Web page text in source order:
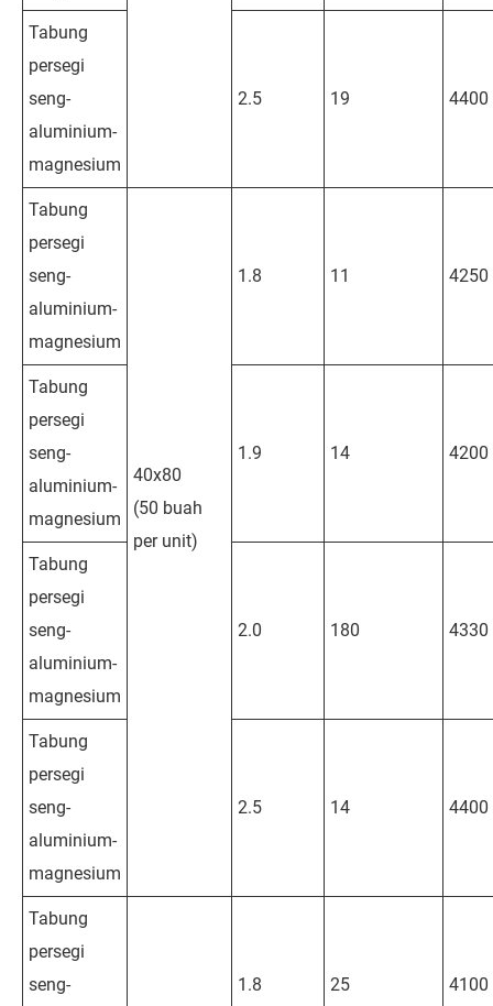
Tabung
persegi
seng-
aluminium-
magnesium
2.5 19 4400
Tabung
persegi
seng-
aluminium-
magnesium
40x80
(50 buah
per unit)
1.8 11 4250
Tabung
persegi
seng-
aluminium-
magnesium
1.9 14 4200
Tabung
persegi
seng-
aluminium-
magnesium
2.0 180 4330
Tabung
persegi
seng-
aluminium-
magnesium
2.5 14 4400
Tabung
persegi
seng-
1.8 25 4100